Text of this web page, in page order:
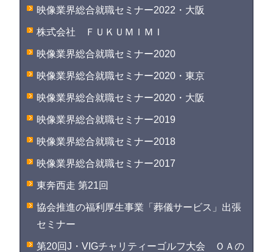
映像業界総合就職セミナー2022・大阪
株式会社 ＦＵＫＵＭＩＭＩ
映像業界総合就職セミナー2020
映像業界総合就職セミナー2020・東京
映像業界総合就職セミナー2020・大阪
映像業界総合就職セミナー2019
映像業界総合就職セミナー2018
映像業界総合就職セミナー2017
東奔西走 第21回
協会推進の福利厚生事業「葬儀サービス」出張
セミナー
第20回J・VIGチャリティーゴルフ大会 ＯＡの